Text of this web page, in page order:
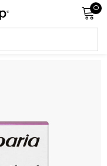
0
Lost password?